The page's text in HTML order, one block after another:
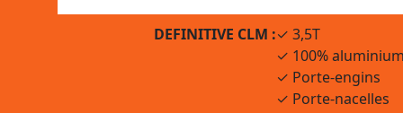
DEFINITIVE CLM :✓ 3,5T
✓ 100%
✓ Porte-engins
✓ Porte-nacelles